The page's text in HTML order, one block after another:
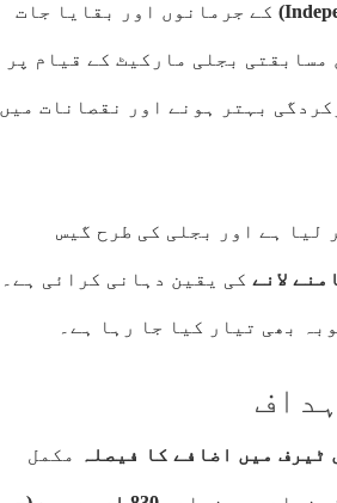
کے جرمانوں اور بقایا جات
بجلی مارکیٹ کے قیام پر
بہتر ہونے اور نقصانات میں
لیا ہے اور بجلی کی طرح گیس
لانے کی یقین دہانی کرائی ہے۔
مکمل